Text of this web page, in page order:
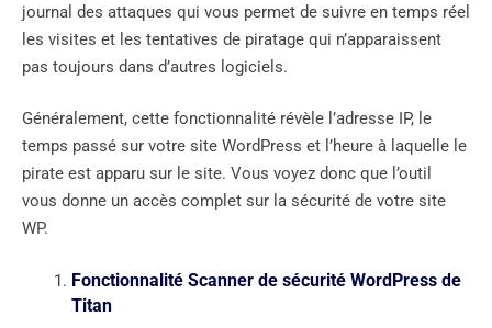
journal des attaques qui vous permet de suivre en temps réel
les visites et les tentatives de piratage qui n’apparaissent
pas toujours dans d’autres logiciels.
Généralement, cette fonctionnalité révèle l’adresse IP, le
temps passé sur votre site WordPress et l’heure à laquelle le
pirate est apparu sur le site. Vous voyez donc que l’outil
vous donne un accès complet sur la sécurité de votre site
WP.
Fonctionnalité Scanner de sécurité WordPress de
Titan